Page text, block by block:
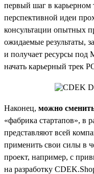
первый шаг в карьерном
перспективной идеи
консультации опытных
ожидаемые результаты,
и получает ресурсы под
начать карьерный трек
Наконец, можно
«фабрика стартапов», в
представляют всей
применить свои силы в
проект, например, с
на разработку